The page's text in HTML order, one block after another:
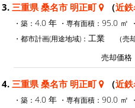
3. 三重県 桑名市 明正町 （近
・築： 4.0 年 ・専有面積： 95.0 ㎡
・都市計画(用途地域)： 工業 （売
売却価格
4. 三重県 桑名市 明正町 （近
・築： 4.0 年 ・専有面積： 90.0 ㎡